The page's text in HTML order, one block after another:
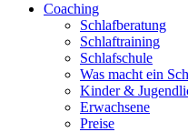
Coaching
Schlafberatung
Schlaftraining
Schlafschule
Was macht ein
Kinder &
Erwachsene
Preise